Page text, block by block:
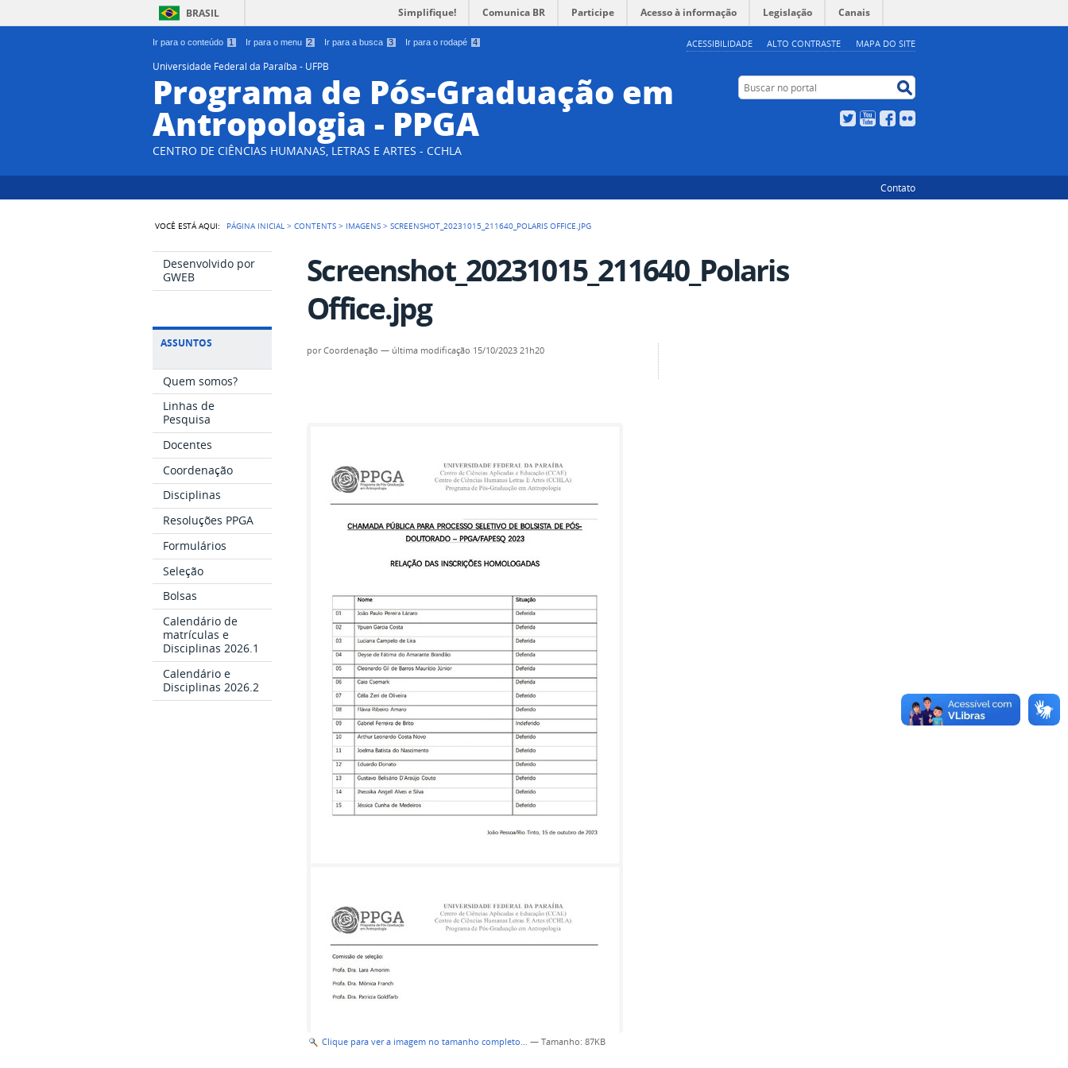
Ir para o conteúdo 1 Ir para o menu 2 Ir para a busca 3 Ir para o rodapé 4 ACESSIBILIDADE ALTO CONTRASTE MAPA DO SITE
BRASIL Simplifique! Comunica BR Participe Acesso à informação Legislação Canais
Universidade Federal da Paraíba - UFPB
Programa de Pós-Graduação em
Antropologia - PPGA
CENTRO DE CIÊNCIAS HUMANAS, LETRAS E ARTES - CCHLA
Buscar no portal
TwitterYouTubeFacebook
Contato
VOCÊ ESTÁ AQUI: PÁGINA INICIAL >CONTENTS > IMAGENS >SCREENSHOT_20231015_211640_POLARIS OFFICE.JPG
Desenvolvido por
GWEB
ASSUNTOS
Quem somos?
Linhas de
Pesquisa
Docentes
Coordenação
Disciplinas
Resoluções PPGA
Formulários
Seleção
Bolsas
Calendário de
matrículas e
Disciplinas 2026.1
Calendário e
Disciplinas 2026.2
Screenshot_20231015_211640_Polaris
Office.jpg
porCoordenação — última modificação 15/10/2023 21h20
Clique para ver a imagem no tamanho completo… —Tamanho: 87KB